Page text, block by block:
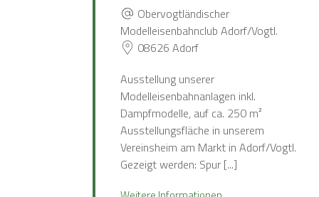
Obervogtländischer
Modelleisenbahnclub Adorf/Vogtl.
08626 Adorf
Ausstellung unserer
Modelleisenbahnanlagen inkl.
Dampfmodelle, auf ca. 250 m²
Ausstellungsfläche in unserem
Vereinsheim am Markt in Adorf/Vogtl.
Gezeigt werden: Spur [...]